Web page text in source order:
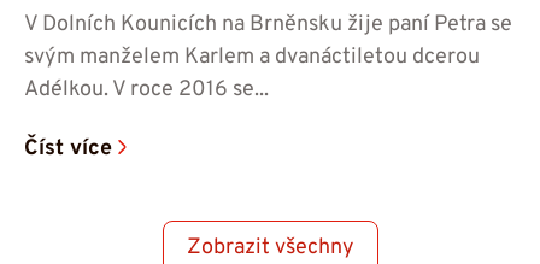
V Dolních Kounicích na Brněnsku žije paní Petra se
svým manželem Karlem a dvanáctiletou dcerou
Adélkou. V roce 2016 se...
Číst více
Zobrazit všechny